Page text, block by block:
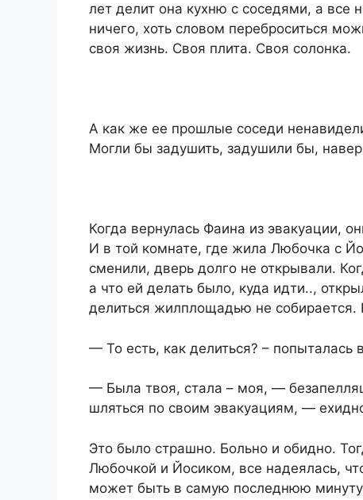
лет делит она кухню с соседями, а
ничего, хоть словом переброситься
своя жизнь. Своя плита. Своя солонка.
А как же ее прошлые соседи
Могли бы задушить, задушили бы,
Когда вернулась Фаина из эвакуации,
И в той комнате, где жила Любочка с
сменили, дверь долго не открывали.
а что ей делать было, куда идти..,
делиться жилплощадью не
— То есть, как делиться? –
— Была твоя, стала – моя, —
шляться по своим эвакуациям, —
Это было страшно. Больно и обидно.
Любочкой и Йосиком, все надеялась,
может быть в самую последнюю